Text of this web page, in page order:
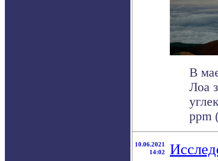
В
Лоа
ppm
10.06.2021
14:02